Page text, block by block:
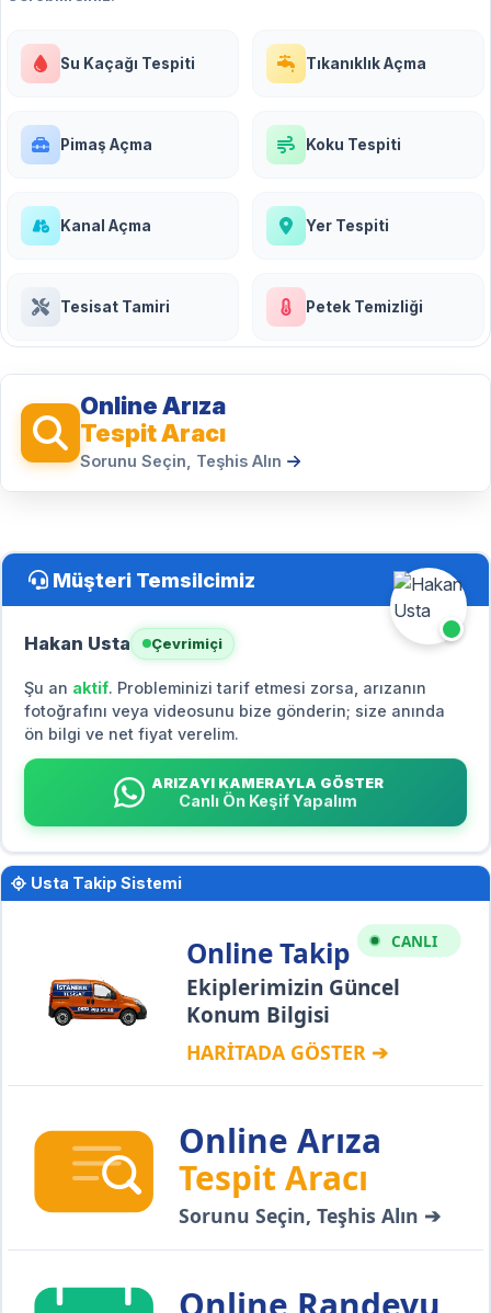
Su Kaçağı Tespiti Tıkanıklık Açma
Pimaş Açma Koku Tespiti
Kanal Açma Yer Tespiti
Tesisat Tamiri Petek Temizliği
Online Arıza
Tespit Aracı
Sorunu Seçin, Teşhis Alın
Müşteri Temsilcimiz
Hakan Usta Çevrimiçi
Şu an aktif. Probleminizi tarif etmesi zorsa, arızanın
fotoğrafını veya videosunu bize gönderin; size anında
ön bilgi ve net fiyat verelim.
ARIZAYI KAMERAYLA GÖSTER
Canlı Ön Keşif Yapalım
Usta Takip Sistemi
CANLI
Online Takip
Ekiplerimizin Güncel
Konum Bilgisi
HARİTADA GÖSTER ➔
Online Arıza
Tespit Aracı
Sorunu Seçin, Teşhis Alın ➔